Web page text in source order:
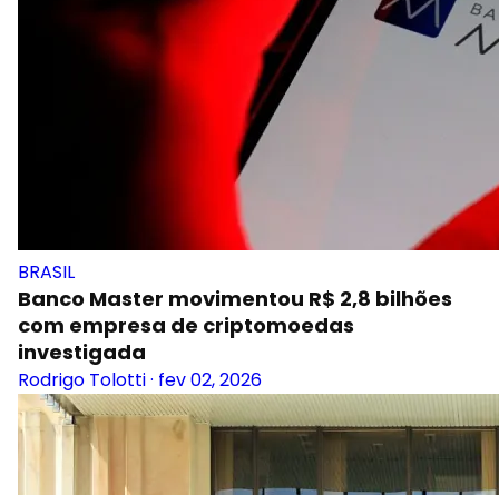
BRASIL
Banco Master movimentou R$ 2,8 bilhões
com empresa de criptomoedas
investigada
Rodrigo Tolotti· fev 02, 2026